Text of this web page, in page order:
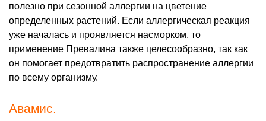
полезно при сезонной аллергии на цветение
определенных растений. Если аллергическая реакция
уже началась и проявляется насморком, то
применение Превалина также целесообразно, так как
он помогает предотвратить распространение аллергии
по всему организму.
Авамис.